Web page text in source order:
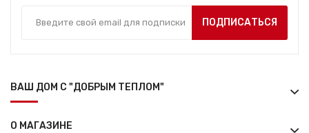
ПОДПИСАТЬСЯ
ВАШ ДОМ С "ДОБРЫМ ТЕПЛОМ"
О МАГАЗИНЕ